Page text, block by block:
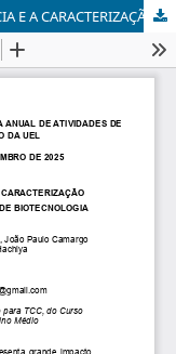
A MANIFESTAÇÃO DE PRÁTICAS DA CIÊNCIA E A CARACTERIZAÇÃO DE UMA IDENTIDADE CIENTÍFICA NO ESTUDANTE DE BIOTECNOLOGIA